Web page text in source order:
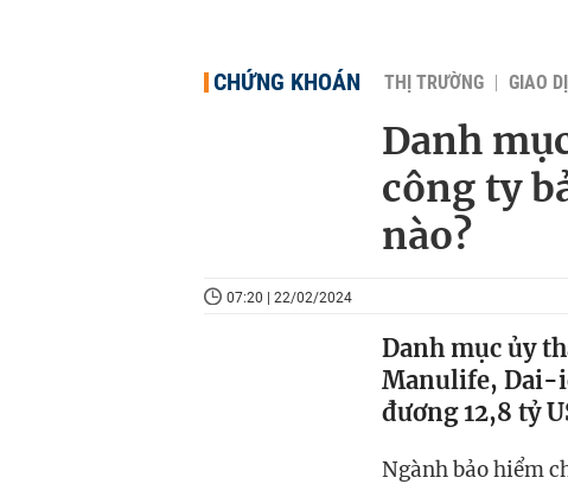
CHỨNG KHOÁN THỊ TRƯỜNG GIAO
Danh
công ty
nào?
07:20 | 22/02/2024
Danh mục ủy
Manulife, Dai-
đương 12,8 tỷ
Ngành bảo hiểm